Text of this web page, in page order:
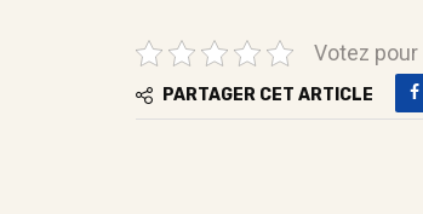
Votez
PARTAGER CET ARTICLE